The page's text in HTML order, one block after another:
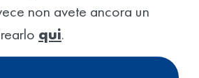
non avete ancora un
qui.